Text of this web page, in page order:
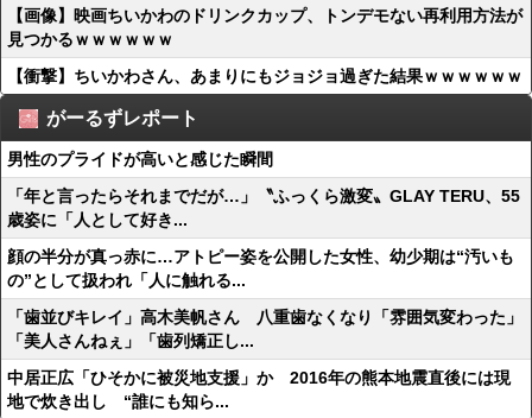
【画像】映画ちいかわのドリンクカップ、トンデモない再利用方法が
見つかるｗｗｗｗｗｗ
【衝撃】ちいかわさん、あまりにもジョジョ過ぎた結果ｗｗｗｗｗｗ
がーるずレポート
男性のプライドが高いと感じた瞬間
「年と言ったらそれまでだが…」〝ふっくら激変〟GLAY TERU、55
歳姿に「人として好き...
顔の半分が真っ赤に…アトピー姿を公開した女性、幼少期は“汚いも
の”として扱われ「人に触れる...
「歯並びキレイ」高木美帆さん 八重歯なくなり「雰囲気変わった」
「美人さんねぇ」「歯列矯正し...
中居正広「ひそかに被災地支援」か 2016年の熊本地震直後には現
地で炊き出し “誰にも知ら...